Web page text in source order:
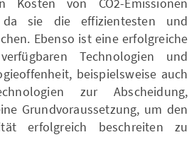
Kosten von CO2-Emissionen
da sie die effizientesten und
Ebenso ist eine erfolgreiche
Technologien und
beispielsweise auch
zur Abscheidung,
Grundvoraussetzung, um den
erfolgreich beschreiten zu